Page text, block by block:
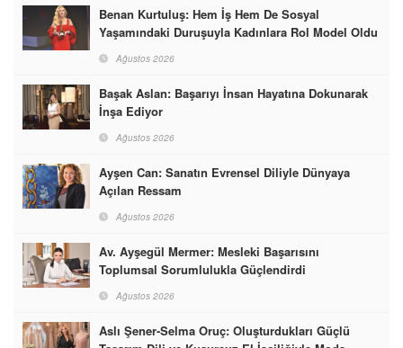
Benan Kurtuluş: Hem İş Hem De Sosyal
Yaşamındaki Duruşuyla Kadınlara Rol Model Oldu
Ağustos 2026
Başak Aslan: Başarıyı İnsan Hayatına Dokunarak
İnşa Ediyor
Ağustos 2026
Ayşen Can: Sanatın Evrensel Diliyle Dünyaya
Açılan Ressam
Ağustos 2026
Av. Ayşegül Mermer: Mesleki Başarısını
Toplumsal Sorumlulukla Güçlendirdi
Ağustos 2026
Aslı Şener-Selma Oruç: Oluşturdukları Güçlü